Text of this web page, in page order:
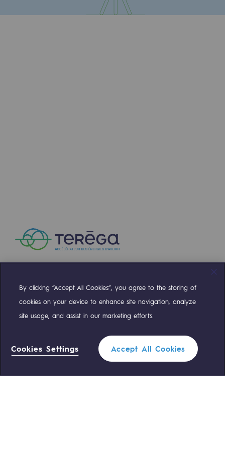
Compte TwitterCompte Facebook
Compte LinkedinCompte Youtube
Standard Teréga 0 559 133 400
By clicking “Accept All Cookies”, you agree to the storing of
cookies on your device to enhance site navigation, analyze
site usage, and assist in our marketing efforts.
Cookies Settings Accept All Cookies